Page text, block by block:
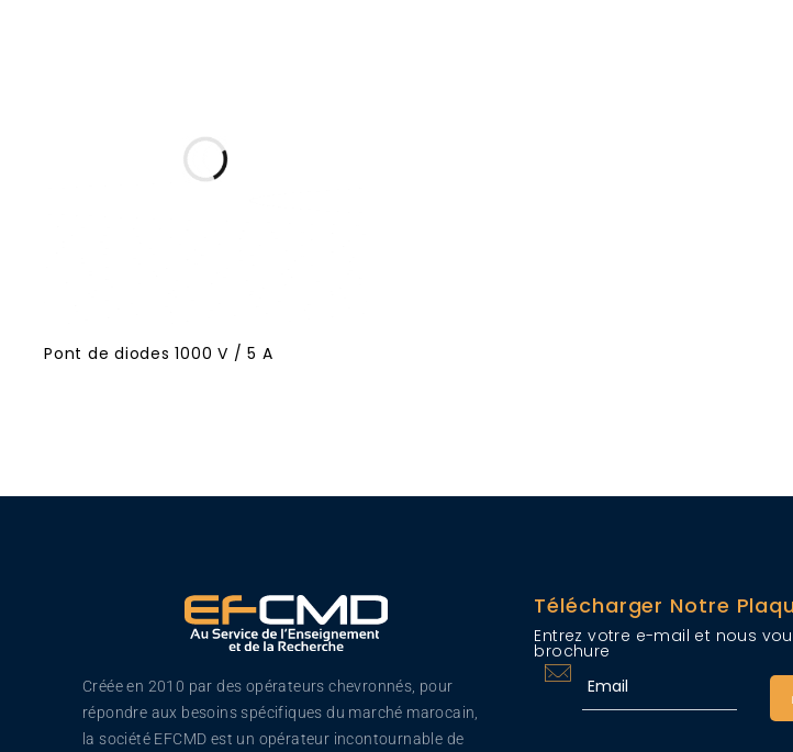
Pont de diodes 1000 V / 5 A
Créée en 2010 par des opérateurs chevronnés, pour
répondre aux besoins spécifiques du marché marocain,
la société EFCMD est un opérateur incontournable de
Télécharger Notre
Entrez votre e-mail et nous
brochure